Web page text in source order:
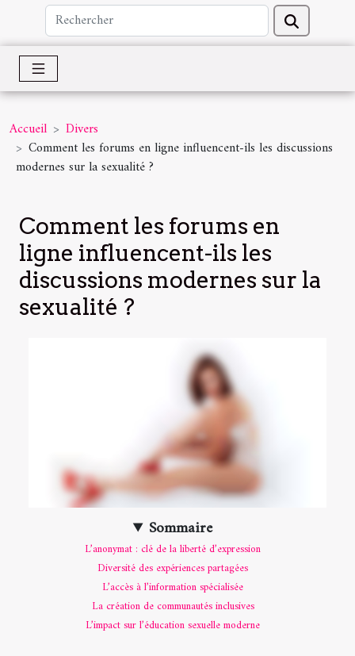
Accueil
Divers
Comment les forums en ligne influencent-ils les discussions
modernes sur la sexualité ?
Comment les forums en
ligne influencent-ils les
discussions modernes sur la
sexualité ?
Sommaire
L’anonymat : clé de la liberté d’expression
Diversité des expériences partagées
L’accès à l’information spécialisée
La création de communautés inclusives
L’impact sur l’éducation sexuelle moderne